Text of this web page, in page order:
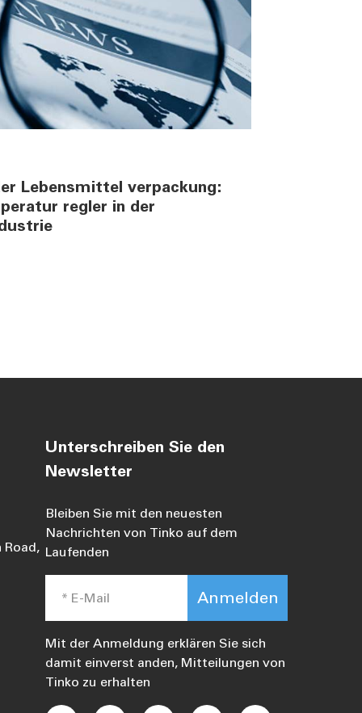
Lebensmittel verpackung:
regler in der
Road,
Unterschreiben Sie den
Newsletter
Bleiben Sie mit den neuesten
Nachrichten von Tinko auf dem
Laufenden
Anmelden
Mit der Anmeldung erklären Sie sich
damit einverst anden, Mitteilungen von
Tinko zu erhalten